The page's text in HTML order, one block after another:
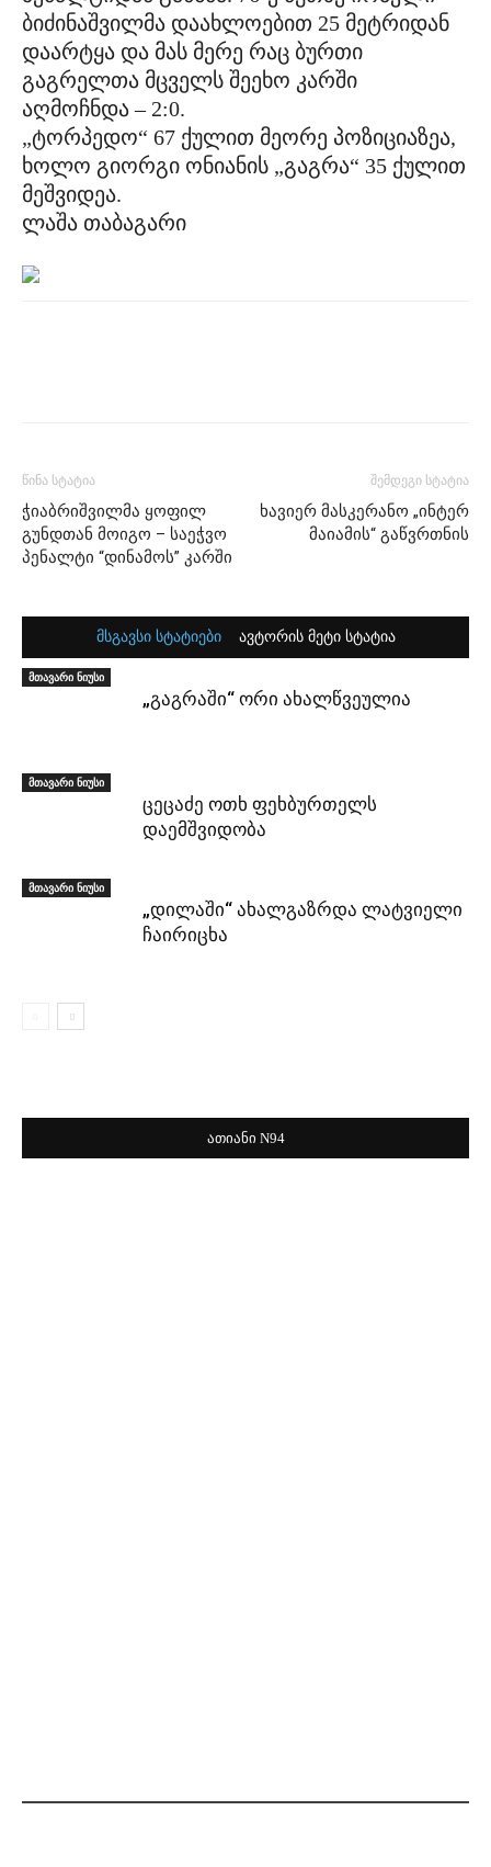
ბიძინაშვილმა დაახლოებით 25 მეტრიდან
დაარტყა და მას მერე რაც ბურთი
გაგრელთა მცველს შეეხო კარში
აღმოჩნდა – 2:0.
„ტორპედო“ 67 ქულით მეორე პოზიციაზეა,
ხოლო გიორგი ონიანის „გაგრა“ 35 ქულით
მეშვიდეა.
ლაშა თაბაგარი
წინა სტატია
ჭიაბრიშვილმა ყოფილ
გუნდთან მოიგო – საეჭვო
პენალტი “დინამოს” კარში
შემდეგი სტატია
ხავიერ მასკერანო „ინტერ
მაიამის“ გაწვრთნის
მსგავსი სტატიები ავტორის მეტი სტატია
მთავარი ნიუსი
„გაგრაში“ ორი ახალწვეულია
მთავარი ნიუსი
ცეცაძე ოთხ ფეხბურთელს
დაემშვიდობა
მთავარი ნიუსი
„დილაში“ ახალგაზრდა ლატვიელი
ჩაირიცხა
ათიანი N94